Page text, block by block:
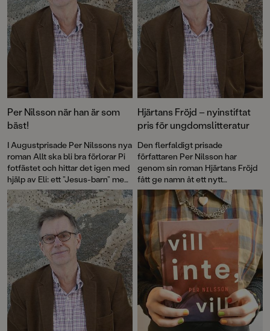
Per Nilsson när han är som
bäst!
I Augustprisade Per Nilssons nya
roman Allt ska bli bra förlorar Pi
fotfästet och hittar det igen med
hjälp av Eli: ett ”Jesus-barn” med
kraften att trösta.
Hjärtans Fröjd – nyinstiftat
pris för ungdomslitteratur
Den flerfaldigt prisade
författaren Per Nilsson har
genom sin roman Hjärtans Fröjd
fått ge namn åt ett nytt
litteraturpris som ska delas ut till
"årets svenska ungdomsroman".